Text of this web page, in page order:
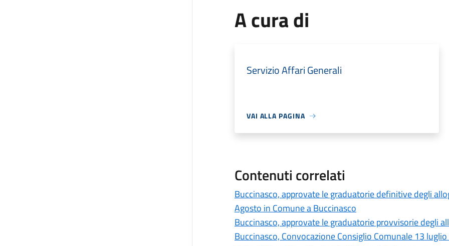
A cura di
Servizio Affari Generali
VAI ALLA PAGINA
Contenuti correlati
Buccinasco, approvate le graduatorie definitive degli
Agosto in Comune a Buccinasco
Buccinasco, approvate le graduatorie provvisorie degli
Buccinasco, Convocazione Consiglio Comunale 13